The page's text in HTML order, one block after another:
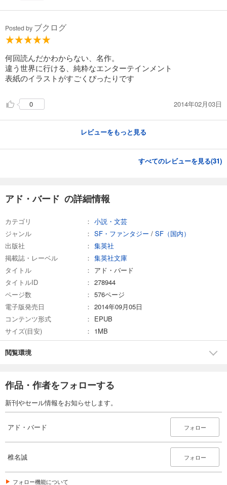
Posted by ブクログ
何回読んだかわからない、名作。
違う世界に行ける、純粋なエンターテインメント
表紙のイラストがすごくぴったりです
0 2014年02月03日
レビューをもっと見る
すべてのレビューを見る(31)
アド・バード の詳細情報
カテゴリ
小説・文芸
ジャンル
SF・ファンタジー / SF（国内）
出版社
集英社
掲載誌・レーベル
集英社文庫
タイトル
アド・バード
タイトルID
278944
ページ数
576ページ
電子版発売日
2014年09月05日
コンテンツ形式
EPUB
サイズ(目安)
1MB
閲覧環境
作品・作者をフォローする
新刊やセール情報をお知らせします。
アド・バード フォロー
椎名誠 フォロー
フォロー機能について